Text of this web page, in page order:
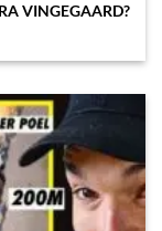
VINGEGAARD?